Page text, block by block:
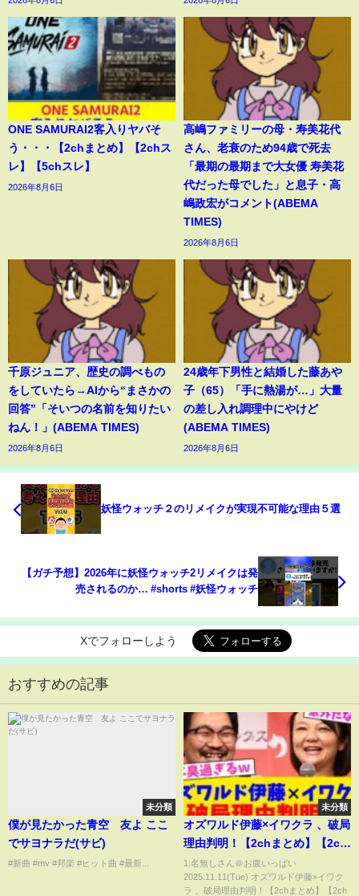
ONE SAMURAI2客入りヤバそ
う・・・【2chまとめ】【2chス
レ】【5chスレ】
2026年8月6日
高嶋ファミリーの母・寿美花代
さん、老衰のため94歳で死去
「最期の最期まで大女優 寿美花
代だった母でした」と息子・高
嶋政宏がコメント(ABEMA
TIMES)
2026年8月6日
千原ジュニア、歴史の調べもの
をしていたら→AIから“まさかの
回答”「そいつの名前を知りたい
ねん！」(ABEMA TIMES)
2026年8月6日
24歳年下男性と結婚した藤あや
子（65）「手に熱湯が…」大量
の差し入れ調理中にやけど
(ABEMA TIMES)
2026年8月6日
妖怪ウォッチ２のリメイクが実現不可能な理由５選
【ガチ予想】2026年に妖怪ウォッチ2リメイクは発
売されるのか… #shorts #妖怪ウォッチ
Xでフォローしよう
おすすめの記事
未分類
僕が見たかった青空 友よ ここ
でサヨナラだ(サビ)
#新曲 #mv #邦楽 #ヒット曲 #最新...
未分類
オズワルド伊藤×イワクラ 、破局
理由判明！【2chまとめ】【2ch
スレ】【5chスレ】
1:名無しさん＠お腹いっぱい
2025.11.11(Tue) オズワルド伊藤×イワク
ラ 、破局理由判明！【2chまとめ】【2ch